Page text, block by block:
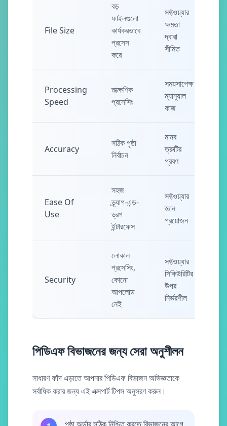
File Size
বড়
ফাইলগুলো
কার্যকরভাবে
প্রসেস
করে
সফ্টওয়্যার
ক্ষমতা
দ্বারা
সীমিত
Processing
Speed
তাত্ক্ষণিক
প্রসেসিং
সময়সাপেক্ষ
ম্যানুয়াল
কাজ
Accuracy
সঠিক পৃষ্ঠা
নির্বাচন
মানব
ত্রুটির
প্রবণ
Ease Of
Use
সহজ
ড্র্যাগ-এন্ড-
ড্রপ
ইন্টারফেস
সফ্টওয়্যার
জ্ঞান
প্রয়োজন
Security
লোকাল
প্রসেসিং,
কোনো
আপলোড
নেই
সফ্টওয়্যার
সিকিউরিটির
উপর
নির্ভরশীল
পিডিএফ বিভাজনের জন্য সেরা অনুশীলন
সাধারণ ফাঁদ এড়াতে আপনার পিডিএফ বিভাজন অভিজ্ঞতাকে
সর্বাধিক করার জন্য এই এক্সপার্ট টিপস অনুসরণ করুন।